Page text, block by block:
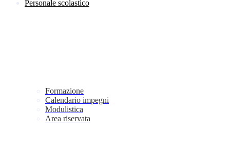
Personale scolastico
Formazione
Calendario impegni
Modulistica
Area riservata